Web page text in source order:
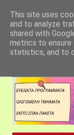
This site uses
and to analyze
shared with
metrics to ensure
statistics, and to